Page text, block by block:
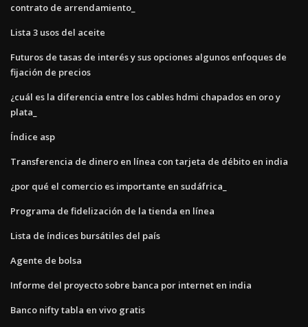
contrato de arrendamiento_
Lista 3 usos del aceite
Futuros de tasas de interés y sus opciones algunos enfoques de
fijación de precios
¿cuál es la diferencia entre los cables hdmi chapados en oro y
plata_
Índice asp
Transferencia de dinero en línea con tarjeta de débito en india
¿por qué el comercio es importante en sudáfrica_
Programa de fidelización de la tienda en línea
Lista de índices bursátiles del país
Agente de bolsa
Informe del proyecto sobre banca por internet en india
Banco nifty tabla en vivo gratis